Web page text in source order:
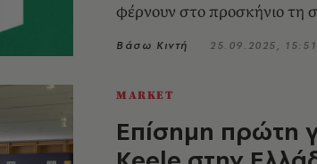
φέρνουν στο προσκήνιο τη
Βάσω Κιντή 25.09.2025, 15:51
MARKET
Επίσημη πρώτη